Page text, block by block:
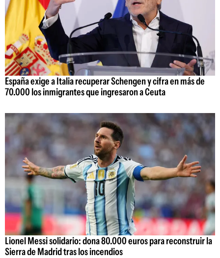
España exige a Italia recuperar Schengen y cifra en más de
70.000 los inmigrantes que ingresaron a Ceuta
Lionel Messi solidario: dona 80.000 euros para reconstruir la
Sierra de Madrid tras los incendios